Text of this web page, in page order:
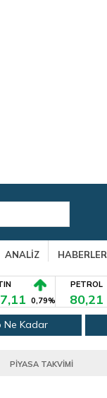
ANALİZ HABERLER
0,79%
PETROL
80,21
Ne Kadar
PİYASA TAKVİMİ